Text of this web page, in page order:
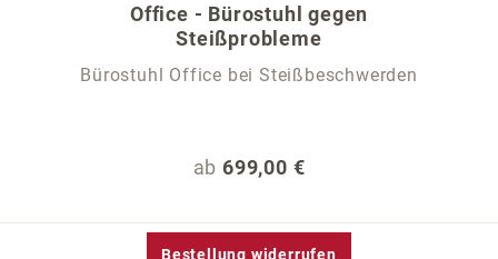
Office - Bürostuhl gegen
Steißprobleme
Bürostuhl Office bei Steißbeschwerden
Regulärer Preis:
ab 699,00 €
Bestellung widerrufen